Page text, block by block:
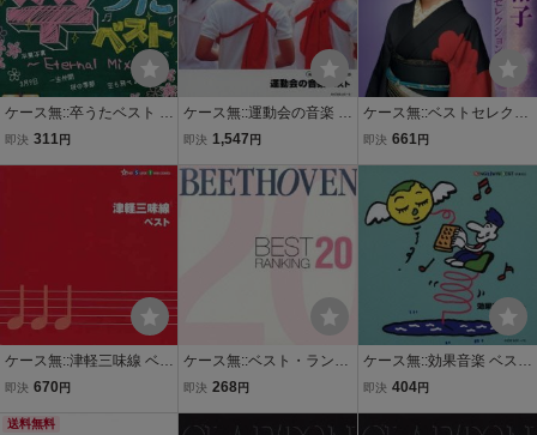
ケース無::卒うたベスト Et
ernal Mix 2CD レンタル落
即決 311円
ケース無::運動会の音楽 ベ
スト 2CD レンタル落ち
即決 1,547 円
ケース無::ベストセレクシ
ョン2016 2CD レンタル
即決 661円
ケース無::津軽三味線 ベス
ト 2CD レンタル落ち 中
即決 670 円
ケース無::ベスト・ランキ
ング 20! 2CD レンタル落
格】
即決 268円
ケース無::効果音楽 ベスト
2CD レンタル落ち 中古 C
即決 404円
送料無料